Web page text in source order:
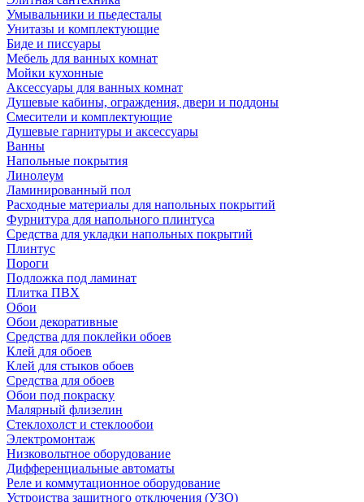
Умывальники и пьедесталы
Унитазы и комплектующие
Биде и писсуары
Мебель для ванных комнат
Мойки кухонные
Аксессуары для ванных комнат
Душевые кабины, ограждения, двери и поддоны
Смесители и комплектующие
Душевые гарнитуры и аксессуары
Ванны
Напольные покрытия
Линолеум
Ламинированный пол
Расходные материалы для напольных покрытий
Фурнитура для напольного плинтуса
Средства для укладки напольных покрытий
Плинтус
Пороги
Подложка под ламинат
Плитка ПВХ
Обои
Обои декоративные
Средства для поклейки обоев
Клей для обоев
Клей для стыков обоев
Средства для обоев
Обои под покраску
Малярный флизелин
Стеклохолст и стеклообои
Электромонтаж
Низковольтное оборудование
Дифференциальные автоматы
Реле и коммутационное оборудование
Устроиства защитного отключения (УЗО)